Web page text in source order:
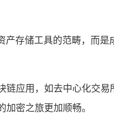
存储工具的范畴，而
应用，如去中心化交
密之旅更加顺畅。